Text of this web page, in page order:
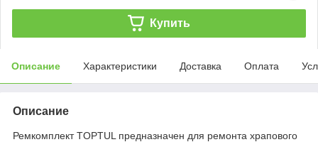
Купить
Описание Характеристики Доставка Оплата
Описание
Ремкомплект TOPTUL предназначен для ремонта храпового